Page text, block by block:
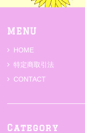
MENU
HOME
特定商取引法
CONTACT
Category